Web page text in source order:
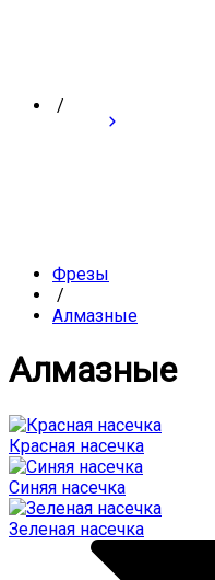
/
Фрезы
/
Алмазные
Алмазные
Красная насечка
Синяя насечка
Зеленая насечка